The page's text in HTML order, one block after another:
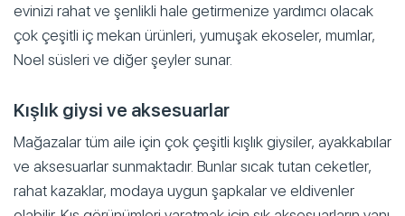
evinizi rahat ve şenlikli hale getirmenize yardımcı olacak
çok çeşitli iç mekan ürünleri, yumuşak ekoseler, mumlar,
Noel süsleri ve diğer şeyler sunar.
Kışlık giysi ve aksesuarlar
Mağazalar tüm aile için çok çeşitli kışlık giysiler, ayakkabılar
ve aksesuarlar sunmaktadır. Bunlar sıcak tutan ceketler,
rahat kazaklar, modaya uygun şapkalar ve eldivenler